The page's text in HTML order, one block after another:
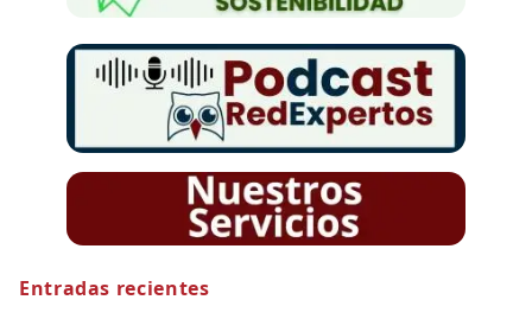
Entradas recientes